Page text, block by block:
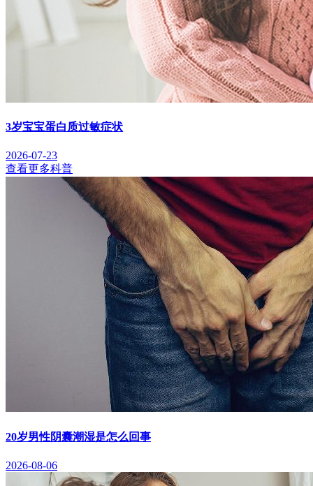
3岁宝宝蛋白质过敏症状
2026-07-23
查看更多科普
20岁男性阴囊潮湿是怎么回事
2026-08-06